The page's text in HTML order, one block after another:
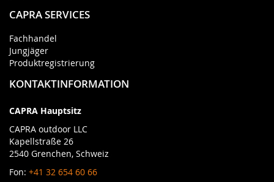
CAPRA SERVICES
Fachhandel
Jungjäger
Produktregistrierung
KONTAKTINFORMATION
CAPRA Hauptsitz
CAPRA outdoor LLC
Kapellstraße 26
2540 Grenchen, Schweiz
Fon: +41 32 654 60 66